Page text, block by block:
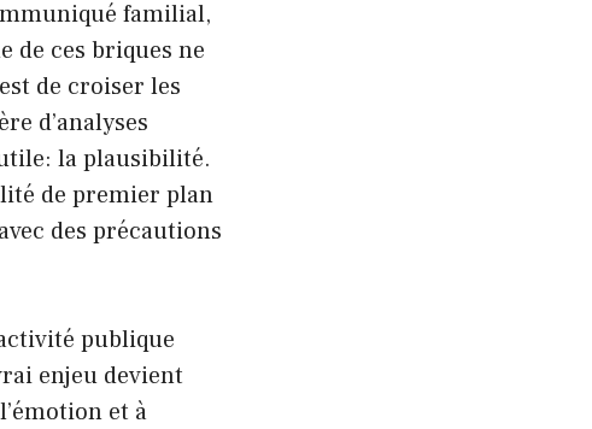
familial,
de ces briques ne
de croiser les
d’analyses
la plausibilité.
de premier plan
des précautions
publique
enjeu devient
et à